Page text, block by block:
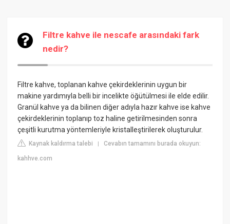
Filtre kahve ile nescafe arasındaki fark
nedir?
Filtre kahve, toplanan kahve çekirdeklerinin uygun bir
makine yardımıyla belli bir incelikte öğütülmesi ile elde edilir.
Granül kahve ya da bilinen diğer adıyla hazır kahve ise kahve
çekirdeklerinin toplanıp toz haline getirilmesinden sonra
çeşitli kurutma yöntemleriyle kristalleştirilerek oluşturulur.
Kaynak kaldırma talebi |Cevabın tamamını burada okuyun:
kahhve.com